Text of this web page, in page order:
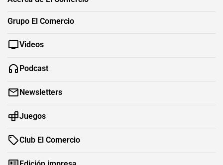
Grupo El Comercio
Videos
Podcast
Newsletters
Juegos
Club El Comercio